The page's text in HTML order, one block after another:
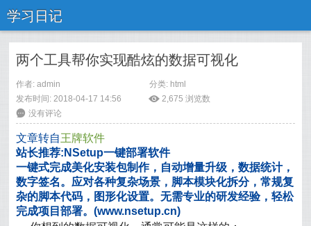
学习日记
两个工具帮你实现酷炫的数据可视化
作者: admin 分类: html
发布时间: 2018-04-17 14:56
ė 2,675 浏览数
6 没有评论
文章转自王牌软件
站长推荐:NSetup一键部署软件
一键式完成美化安装包制作，自动增量升级，数据统计，
数字签名。应对各种复杂场景，脚本模块化拆分，常规复
杂的脚本代码，图形化设置。无需专业的研发经验，轻松
完成项目部署。(www.nsetup.cn)